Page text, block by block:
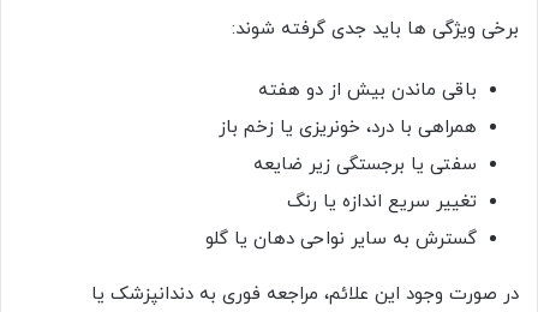
برخی ویژگی ها باید جدی گرفته شوند:
باقی ماندن بیش از دو هفته
همراهی با درد، خونریزی یا زخم باز
سفتی یا برجستگی زیر ضایعه
تغییر سریع اندازه یا رنگ
گسترش به سایر نواحی دهان یا گلو
در صورت وجود این علائم، مراجعه فوری به دندانپزشک یا